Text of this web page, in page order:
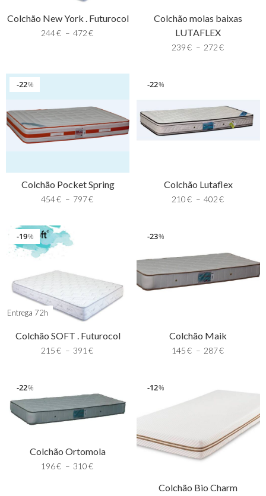
Colchão New York . Futurocol
244€ – 472€
Colchão molas baixas
LUTAFLEX
239€ – 272€
%
22
Colchão Pocket Spring
454€ – 797€
%
22
Colchão Lutaflex
210€ – 402€
Entrega 72h
%
19
Colchão SOFT . Futurocol
215€ – 391 €
%
23
Colchão Maik
145€ – 287€
%
22
Colchão Ortomola
196€ – 310€
%
12
Colchão Bio Charm